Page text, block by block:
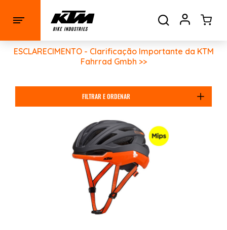
ESCLARECIMENTO - Clarificação Importante da KTM
Fahrrad Gmbh >>
FILTRAR E ORDENAR